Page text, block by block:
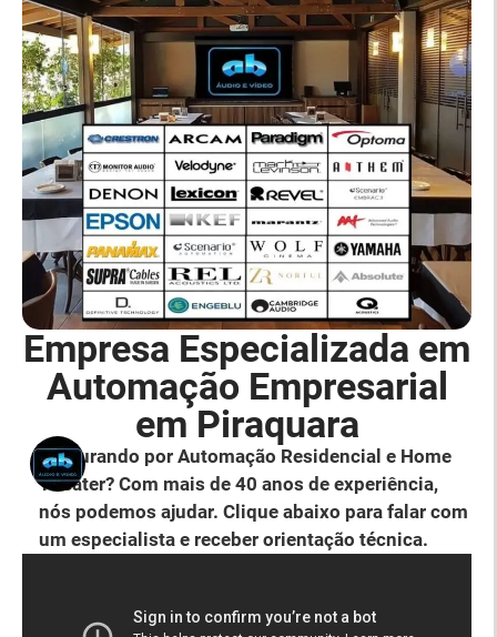
Empresa Especializada em
Automação Empresarial
em Piraquara
Procurando por Automação Residencial e Home
Theater? Com mais de 40 anos de experiência,
nós podemos ajudar. Clique abaixo para falar com
um especialista e receber orientação técnica.